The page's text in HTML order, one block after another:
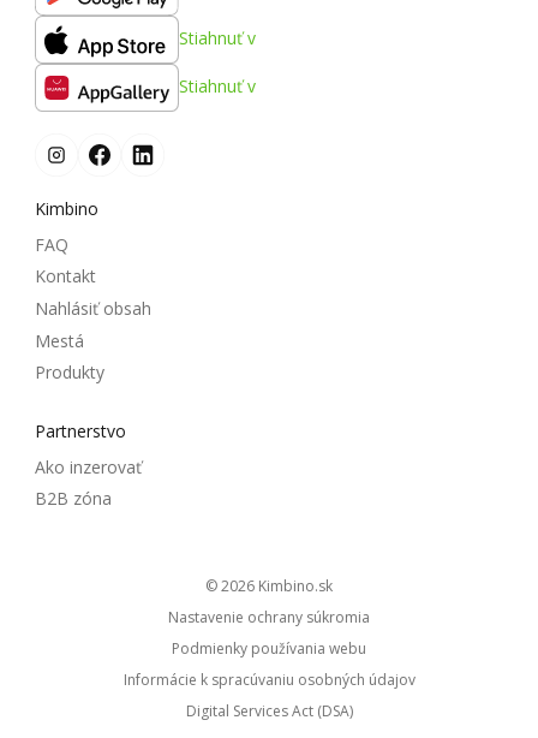
Stiahnuť v
Stiahnuť v
Kimbino
FAQ
Kontakt
Nahlásiť obsah
Mestá
Produkty
Partnerstvo
Ako inzerovať
B2B zóna
© 2026
kimbino.sk
Nastavenie ochrany súkromia
Podmienky používania webu
Informácie k spracúvaniu osobných údajov
Digital Services Act (DSA)